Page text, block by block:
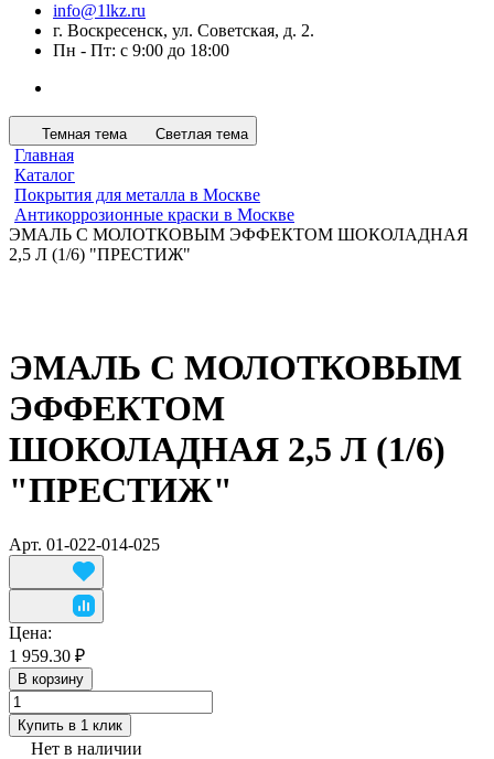
info@1lkz.ru
г. Воскресенск, ул. Советская, д. 2.
Пн - Пт: с 9:00 до 18:00
Темная тема Светлая тема
Главная
Каталог
Покрытия для металла в Москве
Антикоррозионные краски в Москве
ЭМАЛЬ С МОЛОТКОВЫМ ЭФФЕКТОМ ШОКОЛАДНАЯ
2,5 Л (1/6) "ПРЕСТИЖ"
ЭМАЛЬ С МОЛОТКОВЫМ
ЭФФЕКТОМ
ШОКОЛАДНАЯ 2,5 Л (1/6)
"ПРЕСТИЖ"
Арт. 01-022-014-025
Цена:
1 959.30 ₽
В корзину
Купить в 1 клик
Нет в наличии